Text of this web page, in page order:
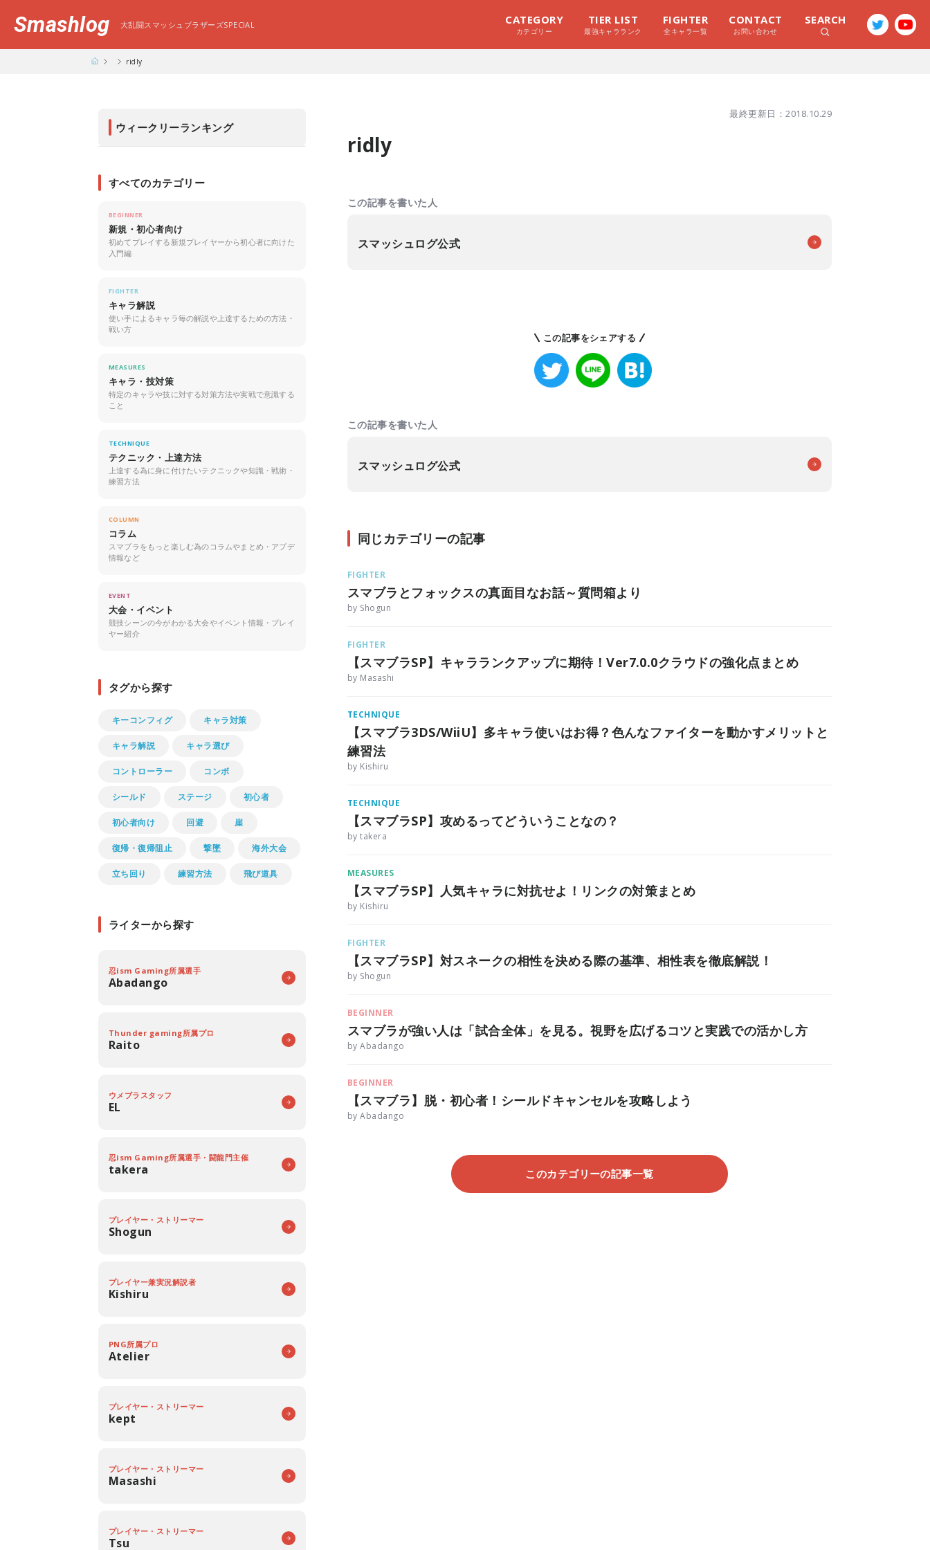
Smashlog 大乱闘スマッシュブラザーズSPECIAL CATEGORY
カテゴリー
TIER LIST
最強キャラランク
FIGHTER
全キャラ一覧
CONTACT
お問い合わせ
SEARCH
ridly
最終更新日：2018.10.29
ridly
この記事を書いた人
スマッシュログ公式
この記事をシェアする
この記事を書いた人
スマッシュログ公式
同じカテゴリーの記事
FIGHTER
スマブラとフォックスの真面目なお話～質問箱より
by Shogun
FIGHTER
【スマブラSP】キャラランクアップに期待！Ver7.0.0クラウドの強化点まとめ
by Masashi
TECHNIQUE
【スマブラ3DS/WiiU】多キャラ使いはお得？色んなファイターを動かすメリットと
練習法
by Kishiru
TECHNIQUE
【スマブラSP】攻めるってどういうことなの？
by takera
MEASURES
【スマブラSP】人気キャラに対抗せよ！リンクの対策まとめ
by Kishiru
FIGHTER
【スマブラSP】対スネークの相性を決める際の基準、相性表を徹底解説！
by Shogun
BEGINNER
スマブラが強い人は「試合全体」を見る。視野を広げるコツと実践での活かし方
by Abadango
BEGINNER
【スマブラ】脱・初心者！シールドキャンセルを攻略しよう
by Abadango
このカテゴリーの記事一覧
ウィークリーランキング
すべてのカテゴリー
BEGINNER
新規・初心者向け
初めてプレイする新規プレイヤーから初心者に向けた
入門編
FIGHTER
キャラ解説
使い手によるキャラ毎の解説や上達するための方法・
戦い方
MEASURES
キャラ・技対策
特定のキャラや技に対する対策方法や実戦で意識する
こと
TECHNIQUE
テクニック・上達方法
上達する為に身に付けたいテクニックや知識・戦術・
練習方法
COLUMN
コラム
スマブラをもっと楽しむ為のコラムやまとめ・アプデ
情報など
EVENT
大会・イベント
競技シーンの今がわかる大会やイベント情報・プレイ
ヤー紹介
タグから探す
キーコンフィグ キャラ対策
キャラ解説 キャラ選び
コントローラー コンボ
シールド ステージ 初心者
初心者向け 回避 崖
復帰・復帰阻止 撃墜 海外大会
立ち回り 練習方法 飛び道具
ライターから探す
忍ism Gaming所属選手
Abadango
Thunder gaming所属プロ
Raito
ウメブラスタッフ
EL
忍ism Gaming所属選手・闘龍門主催
takera
プレイヤー・ストリーマー
Shogun
プレイヤー兼実況解説者
Kishiru
PNG所属プロ
Atelier
プレイヤー・ストリーマー
kept
プレイヤー・ストリーマー
Masashi
プレイヤー・ストリーマー
Tsu